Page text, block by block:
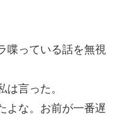
喋っている話を無視
言った。
よな。お前が一番遅